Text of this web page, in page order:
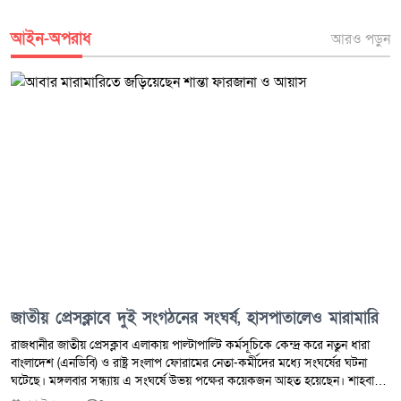
আইন-অপরাধ আরও পড়ুন
জাতীয় প্রেসক্লাবে দুই সংগঠনের সংঘর্ষ, হাসপাতালেও মারামারি
রাজধানীর জাতীয় প্রেসক্লাব এলাকায় পাল্টাপাল্টি কর্মসূচিকে কেন্দ্র করে নতুন ধারা
বাংলাদেশ (এনডিবি) ও রাষ্ট্র সংলাপ ফোরামের নেতা-কর্মীদের মধ্যে সংঘর্ষের ঘটনা
ঘটেছে। মঙ্গলবার সন্ধ্যায় এ সংঘর্ষে উভয় পক্ষের কয়েকজন আহত হয়েছেন। শাহবাগ